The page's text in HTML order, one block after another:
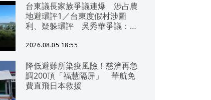
台東議長家族爭議連爆 涉占農
地避環評1／台東度假村涉圖
利、疑躲環評 吳秀華爭議：概
2026.08.05 18:55
降低避難所染疫風險！慈濟再急
調200頂「福慧隔屏」 華航免
費直飛日本救援